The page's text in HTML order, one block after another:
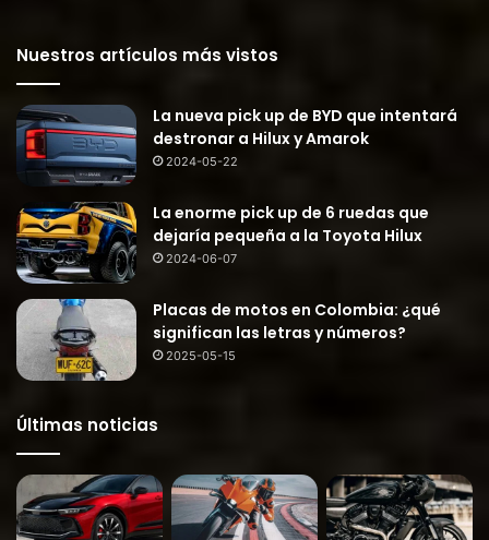
Nuestros artículos más vistos
La nueva pick up de BYD que intentará
destronar a Hilux y Amarok
2024-05-22
La enorme pick up de 6 ruedas que
dejaría pequeña a la Toyota Hilux
2024-06-07
Placas de motos en Colombia: ¿qué
significan las letras y números?
2025-05-15
Últimas noticias